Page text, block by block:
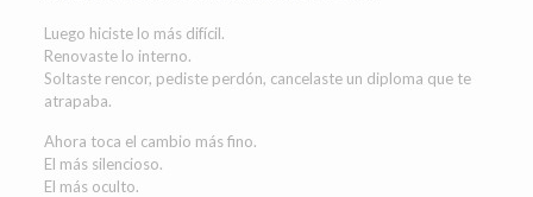
Luego hiciste lo más difícil.
Renovaste lo interno.
Soltaste rencor, pediste perdón, cancelaste un diploma que te
atrapaba.
Ahora toca el cambio más fino.
El más silencioso.
El más oculto.